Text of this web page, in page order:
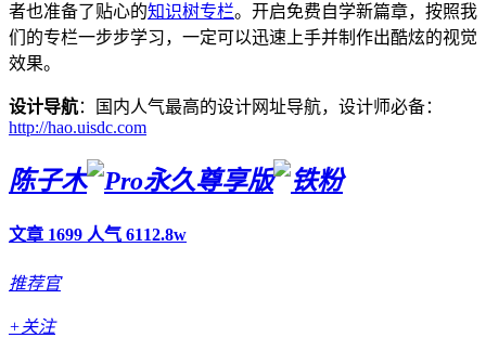
者也准备了贴心的知识树专栏。开启免费自学新篇章，按照我
们的专栏一步步学习，一定可以迅速上手并制作出酷炫的视觉
效果。
设计导航：国内人气最高的设计网址导航，设计师必备：
http://hao.uisdc.com
陈子木
文章 1699 人气 6112.8w
推荐官
+关注